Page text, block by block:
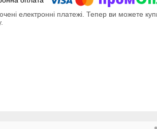
електронні платежі. Тепер ви можете